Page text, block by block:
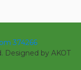
374266
Designed by AKOT